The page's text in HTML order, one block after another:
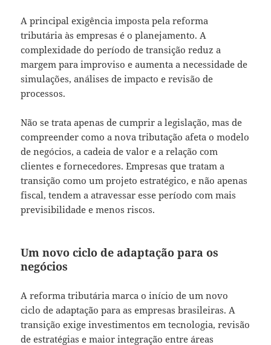
A principal exigência imposta pela reforma
tributária às empresas é o planejamento. A
complexidade do período de transição reduz a
margem para improviso e aumenta a necessidade de
simulações, análises de impacto e revisão de
processos.
Não se trata apenas de cumprir a legislação, mas de
compreender como a nova tributação afeta o modelo
de negócios, a cadeia de valor e a relação com
clientes e fornecedores. Empresas que tratam a
transição como um projeto estratégico, e não apenas
fiscal, tendem a atravessar esse período com mais
previsibilidade e menos riscos.
Um novo ciclo de adaptação para os
negócios
A reforma tributária marca o início de um novo
ciclo de adaptação para as empresas brasileiras. A
transição exige investimentos em tecnologia, revisão
de estratégias e maior integração entre áreas